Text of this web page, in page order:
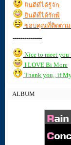
ยินดีที่ได้รู้จัก
ยินดีที่ได้รักพี
ขอบคุณที่ติดตาม
---------------
Nice to meet you
I LOVE Bi More
Thank you,, if
ALBUM